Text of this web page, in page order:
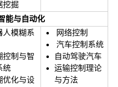
挖掘
能与自动化
人模糊系
控制与智
统
优化与设
网络控制
汽车控制系统
自动驾驶汽车
运输控制理论
与方法